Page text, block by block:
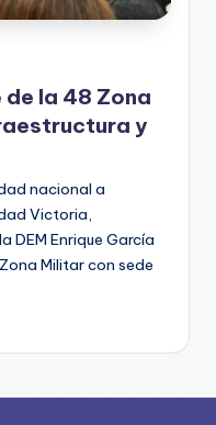
la 48 Zona
y
nacional a
Victoria,
DEM Enrique García
Militar con sede